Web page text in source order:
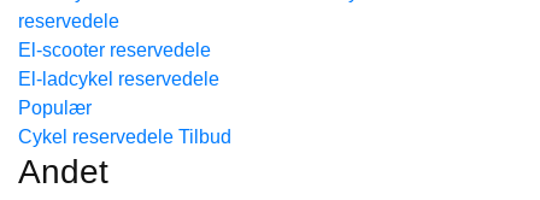
reservedele
El-scooter reservedele
El-ladcykel reservedele
Cykel reservedele
Andet